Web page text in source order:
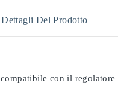
Dettagli Del Prodotto
con il